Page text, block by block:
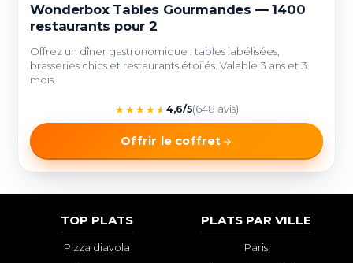
Wonderbox Tables Gourmandes — 1400
restaurants pour 2
Offrez un dîner gastronomique : tables labélisées,
brasseries chics et restaurants étoilés. Valable 3 ans et 3
mois.
★★★★★ 4,6/5(648 avis)
Offrir le coffret
TOP PLATS
Pizza diavola
PLATS PAR VILLE
Paris